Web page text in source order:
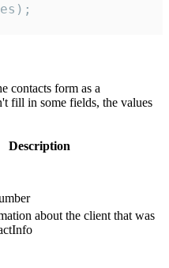
contacts form as a
fill in some fields, the values
Description
about the client that was